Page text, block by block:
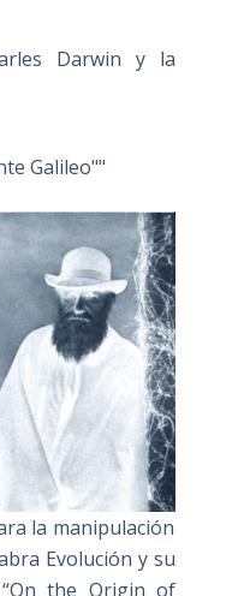
Darwin y la
Galileo""
la manipulación
Evolución y su
the Origin of